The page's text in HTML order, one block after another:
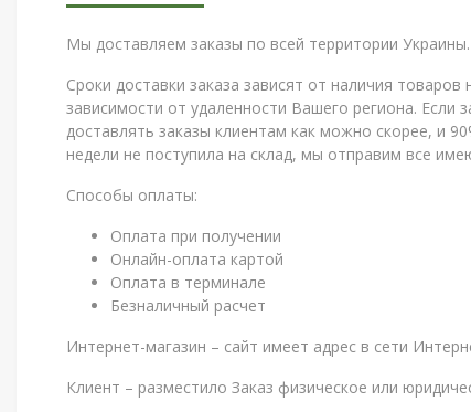
Мы доставляем заказы по всей территории Украины.
Сроки доставки заказа зависят от наличия
зависимости от удаленности Вашего региона. Если
доставлять заказы клиентам как можно скорее, и
недели не поступила на склад, мы отправим все
Способы оплаты:
Оплата при получении
Онлайн-оплата картой
Оплата в терминале
Безналичный расчет
Интернет-магазин – сайт имеет адрес в сети
Клиент – разместило Заказ физическое или